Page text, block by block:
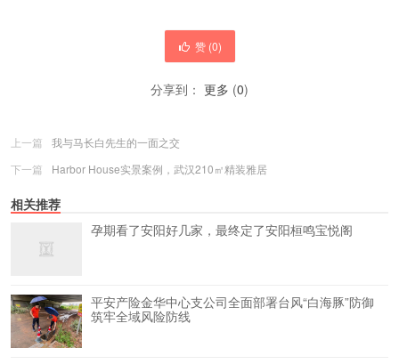
赞 (0)
分享到： 更多 (0)
上一篇
我与马长白先生的一面之交
下一篇
Harbor House实景案例，武汉210㎡精装雅居
相关推荐
孕期看了安阳好几家，最终定了安阳桓鸣宝悦阁
平安产险金华中心支公司全面部署台风“白海豚”防御
筑牢全域风险防线